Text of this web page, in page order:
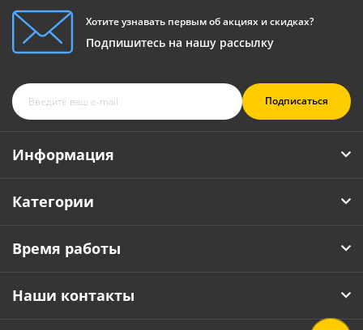
Хотите узнавать первым об акциях и скидках?
Подпишитесь на нашу рассылку
Подписаться
Информация
Категории
Время работы
Наши контакты